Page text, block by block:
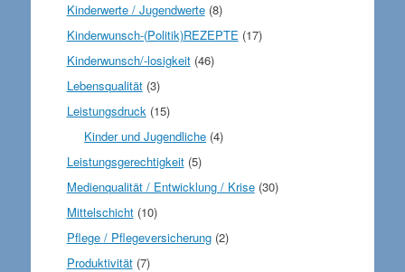
Kinderwerte / Jugendwerte(8)
Kinderwunsch-(Politik)REZEPTE (17)
Kinderwunsch/-losigkeit(46)
Lebensqualität(3)
Leistungsdruck(15)
Kinder und Jugendliche (4)
Leistungsgerechtigkeit(5)
Medienqualität / Entwicklung / Krise(30)
Mittelschicht(10)
Pflege / Pflegeversicherung(2)
Produktivität(7)